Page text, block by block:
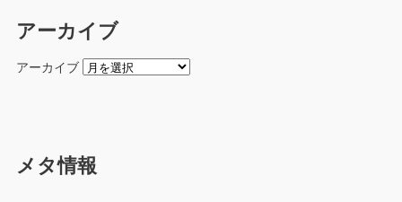
アーカイブ
アーカイブ
メタ情報